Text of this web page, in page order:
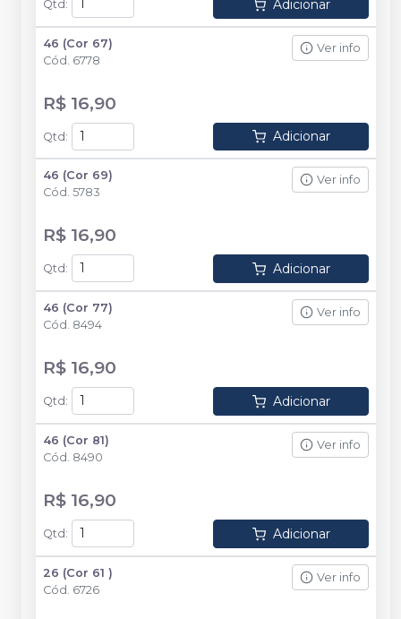
Qtd : Adicionar
46 (Cor 67)
Cód. 6778
Ver info
R$ 16,90
Qtd: Adicionar
46 (Cor 69)
Cód. 5783
Ver info
R$ 16,90
Qtd : Adicionar
46 (Cor 77)
Cód. 8494
Ver info
R$ 16,90
Qtd : Adicionar
46 (Cor 81)
Cód. 8490
Ver info
R$ 16,90
Qtd : Adicionar
26 (Cor 61 )
Cód. 6726
Ver info